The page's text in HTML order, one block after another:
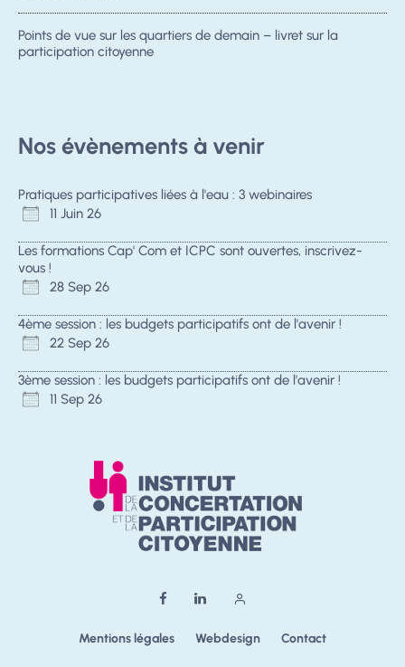
Points de vue sur les quartiers de demain – livret sur la
participation citoyenne
Nos évènements à venir
Pratiques participatives liées à l'eau : 3 webinaires
11 Juin 26
Les formations Cap' Com et ICPC sont ouvertes, inscrivez-
vous !
28 Sep 26
4ème session : les budgets participatifs ont de l'avenir !
22 Sep 26
3ème session : les budgets participatifs ont de l'avenir !
11 Sep 26
Mentions légales Webdesign Contact